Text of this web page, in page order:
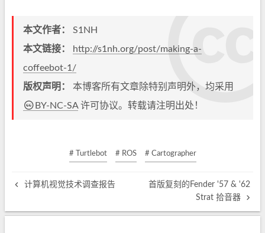
本文作者： S1NH
本文链接：
http://s1nh.org/post/making-a-
coffeebot-1/
版权声明： 本博客所有文章除特别声明外，均采用
BY-NC-SA许可协议。转载请注明出处！
# Turtlebot # ROS # Cartographer
计算机视觉技术调查报告
首版复刻的Fender '57 & '62
Strat 拾音器